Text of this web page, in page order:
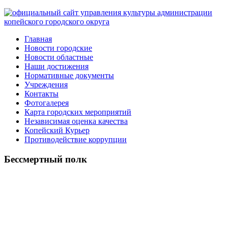
Главная
Новости городские
Новости областные
Наши достижения
Нормативные документы
Учреждения
Контакты
Фотогалерея
Карта городских мероприятий
Независимая оценка качества
Копейский Курьер
Противодействие коррупции
Бессмертный полк